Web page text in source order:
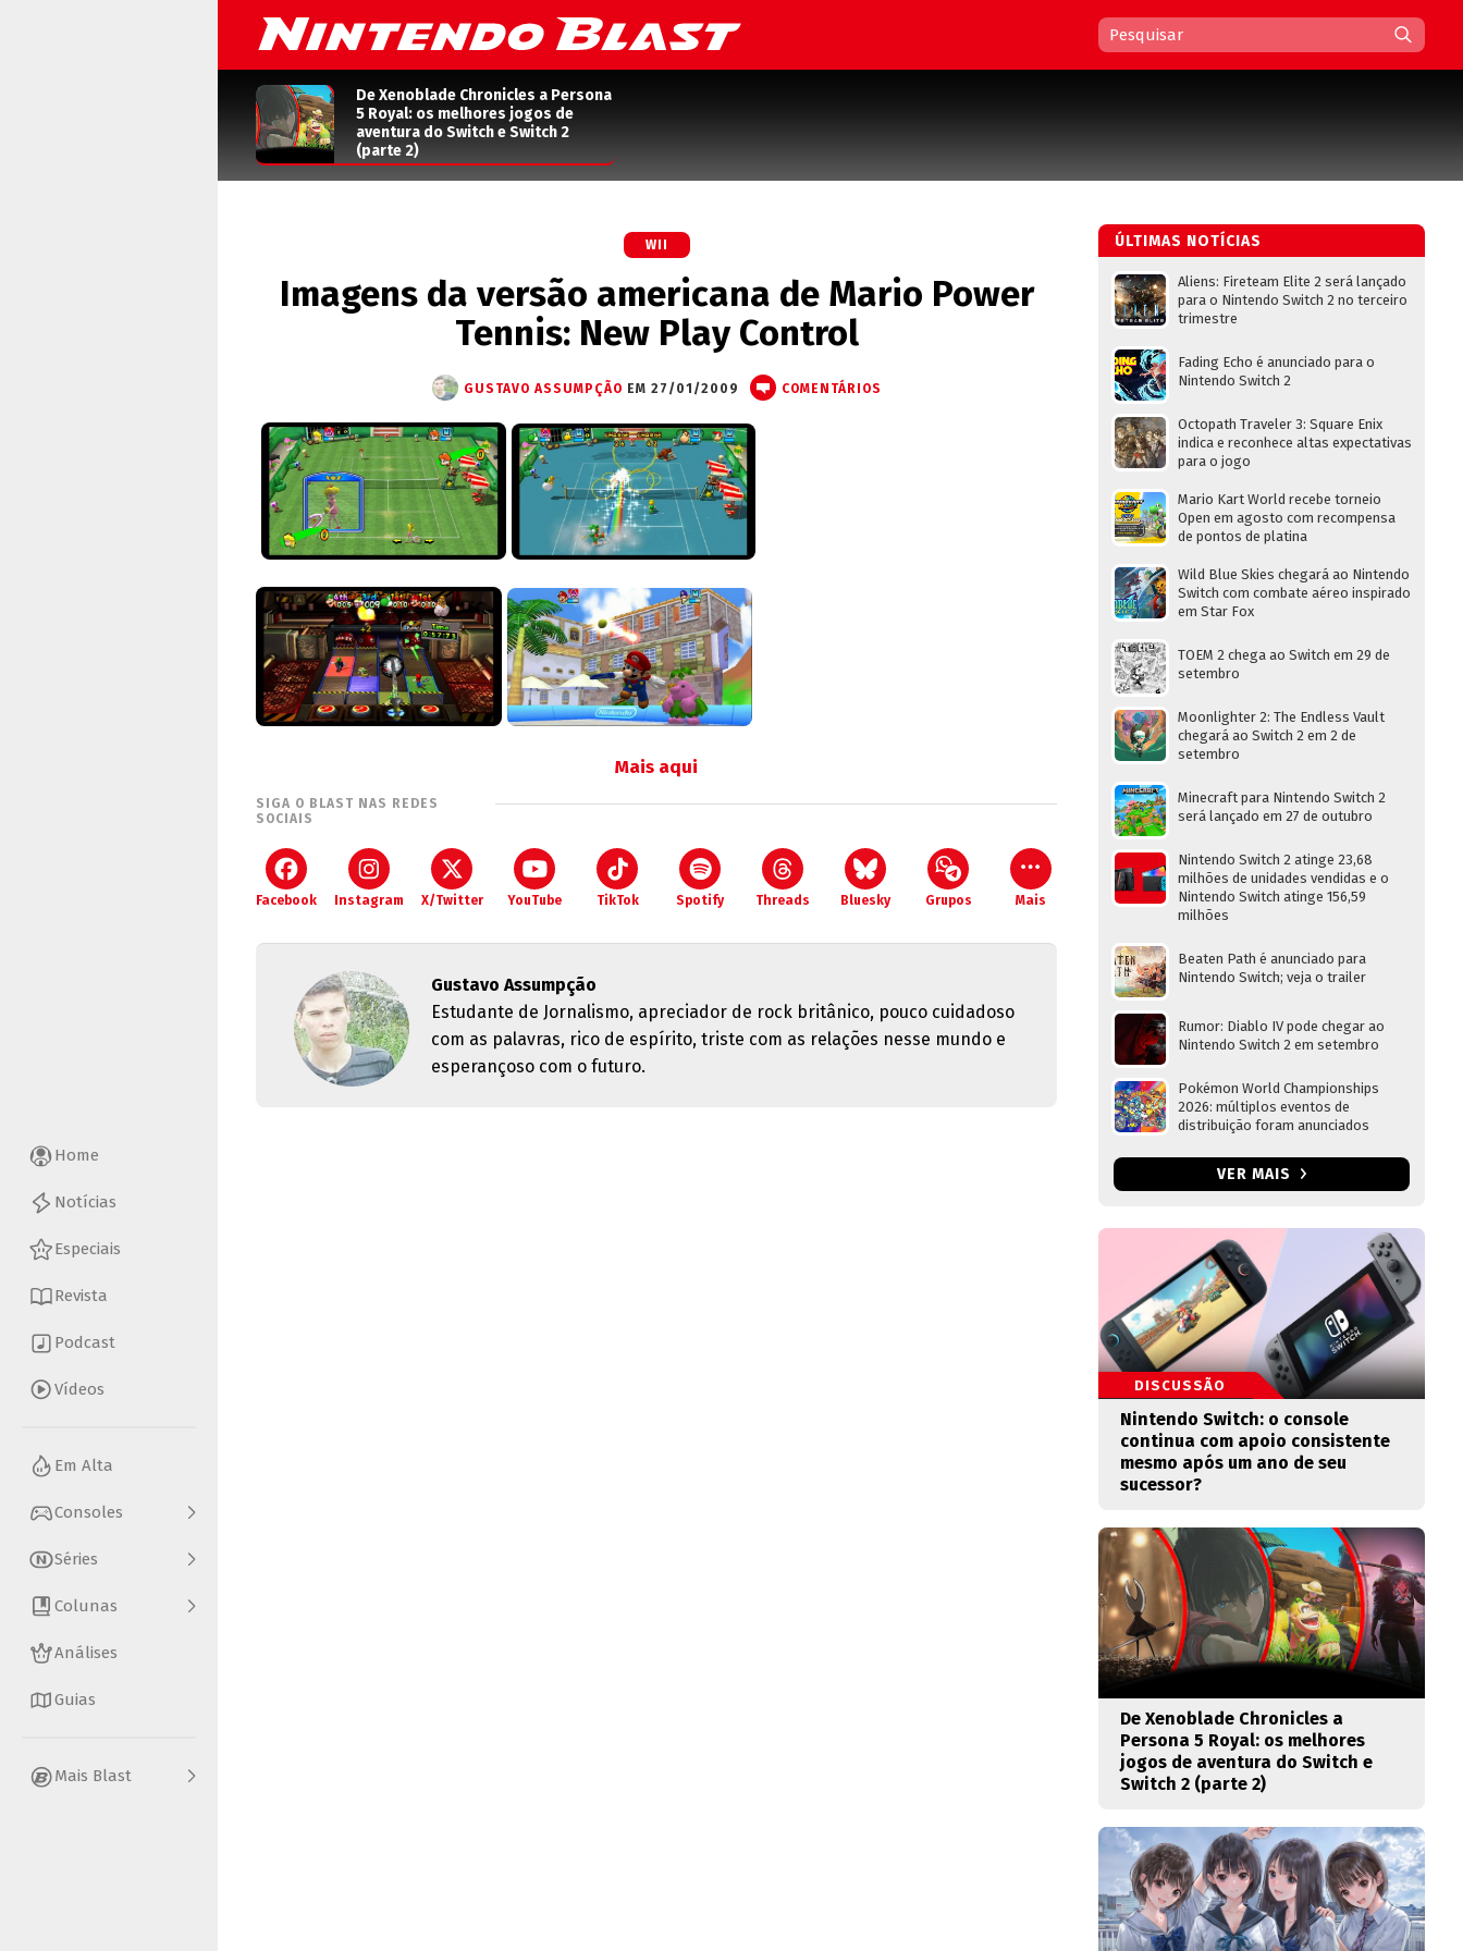
Home
Notícias
Especiais
Revista
Podcast
Vídeos
Em Alta
Consoles
Séries
Colunas
Análises
Guias
Mais Blast
De Xenoblade Chronicles a Persona
5 Royal: os melhores jogos de
aventura do Switch e Switch 2
(parte 2)
WII
Imagens da versão americana de Mario Power
Tennis: New Play Control
GUSTAVO ASSUMPÇÃO EM 27/01/2009 COMENTÁRIOS
Mais aqui
SIGA O BLAST NAS REDES
SOCIAIS
Facebook Instagram X/Twitter YouTube TikTok Spotify Threads Bluesky Grupos Mais
Gustavo Assumpção
Estudante de Jornalismo, apreciador de rock britânico, pouco cuidadoso
com as palavras, rico de espírito, triste com as relações nesse mundo e
esperançoso com o futuro.
ÚLTIMAS NOTÍCIAS
Aliens: Fireteam Elite 2 será lançado
para o Nintendo Switch 2 no terceiro
trimestre
Fading Echo é anunciado para o
Nintendo Switch 2
Octopath Traveler 3: Square Enix
indica e reconhece altas expectativas
para o jogo
Mario Kart World recebe torneio
Open em agosto com recompensa
de pontos de platina
Wild Blue Skies chegará ao Nintendo
Switch com combate aéreo inspirado
em Star Fox
TOEM 2 chega ao Switch em 29 de
setembro
Moonlighter 2: The Endless Vault
chegará ao Switch 2 em 2 de
setembro
Minecraft para Nintendo Switch 2
será lançado em 27 de outubro
Nintendo Switch 2 atinge 23,68
milhões de unidades vendidas e o
Nintendo Switch atinge 156,59
milhões
Beaten Path é anunciado para
Nintendo Switch; veja o trailer
Rumor: Diablo IV pode chegar ao
Nintendo Switch 2 em setembro
Pokémon World Championships
2026: múltiplos eventos de
distribuição foram anunciados
VER MAIS
DISCUSSÃO
Nintendo Switch: o console
continua com apoio consistente
mesmo após um ano de seu
sucessor?
De Xenoblade Chronicles a
Persona 5 Royal: os melhores
jogos de aventura do Switch e
Switch 2 (parte 2)